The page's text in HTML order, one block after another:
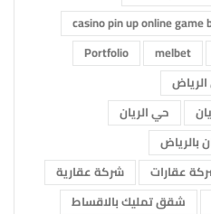
casino pin up online game
melbet
Portfolio
الرياض
حي الريان
بالرياض
عقارات
شركة عقارية
شقق تمليك بالاقساط